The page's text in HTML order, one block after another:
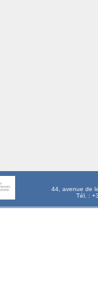
44, avenue de
Tél. :